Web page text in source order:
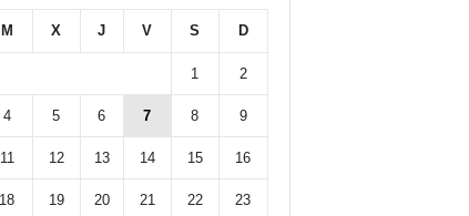
M X J V S D
1 2
4 5 6 7 8 9
11 12 13 14 15 16
18 19 20 21 22 23